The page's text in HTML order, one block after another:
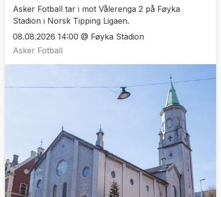
Asker Fotball tar i mot Vålerenga 2 på Føyka
Stadion i Norsk Tipping Ligaen.
08.08.2026 14:00 @ Føyka Stadion
Asker Fotball